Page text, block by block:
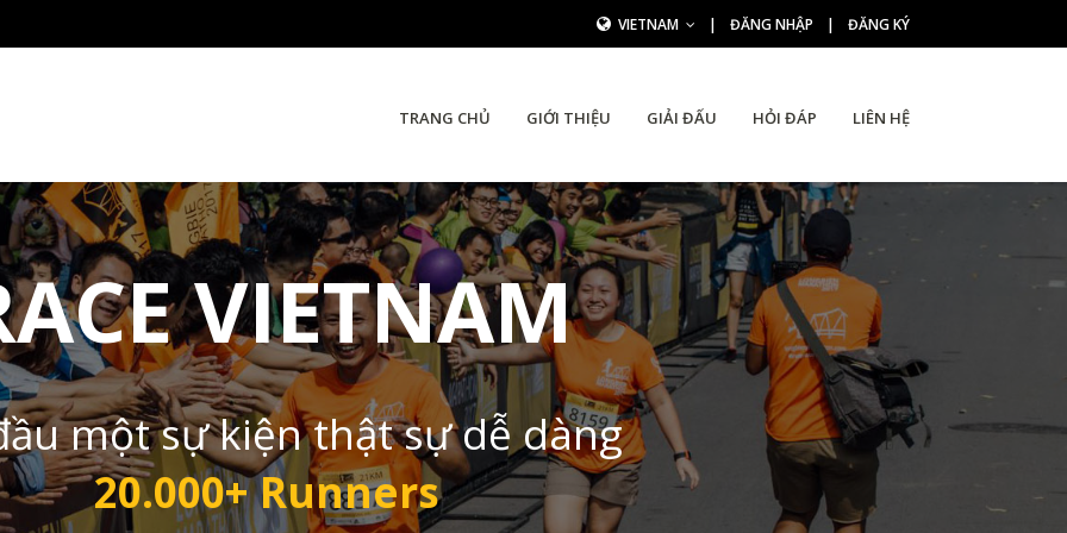
VIETNAM | ĐĂNG NHẬP | ĐĂNG KÝ
TRANG CHỦ GIỚI THIỆU GIẢI ĐẤU HỎI ĐÁP LIÊN HỆ
VIETNAM
một sự kiện thật sự dễ dàng
20.000+ Runners